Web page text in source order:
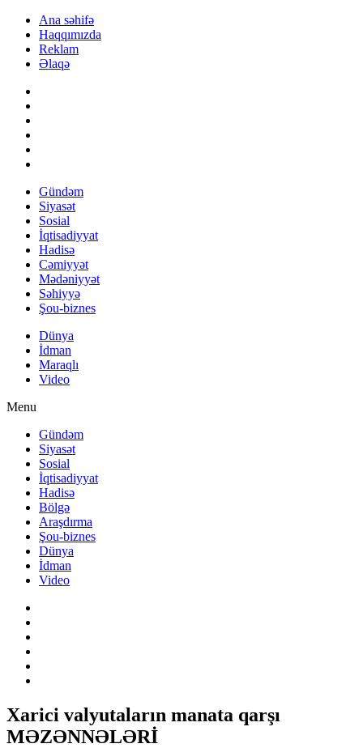
Ana səhifə
Haqqımızda
Reklam
Əlaqə
Gündəm
Siyasət
Sosial
İqtisadiyyat
Hadisə
Cəmiyyət
Mədəniyyət
Səhiyyə
Şou-biznes
Dünya
İdman
Maraqlı
Video
Menu
Gündəm
Siyasət
Sosial
İqtisadiyyat
Hadisə
Bölgə
Araşdırma
Şou-biznes
Dünya
İdman
Video
Xarici valyutaların manata qarşı
MƏZƏNNƏLƏRİ